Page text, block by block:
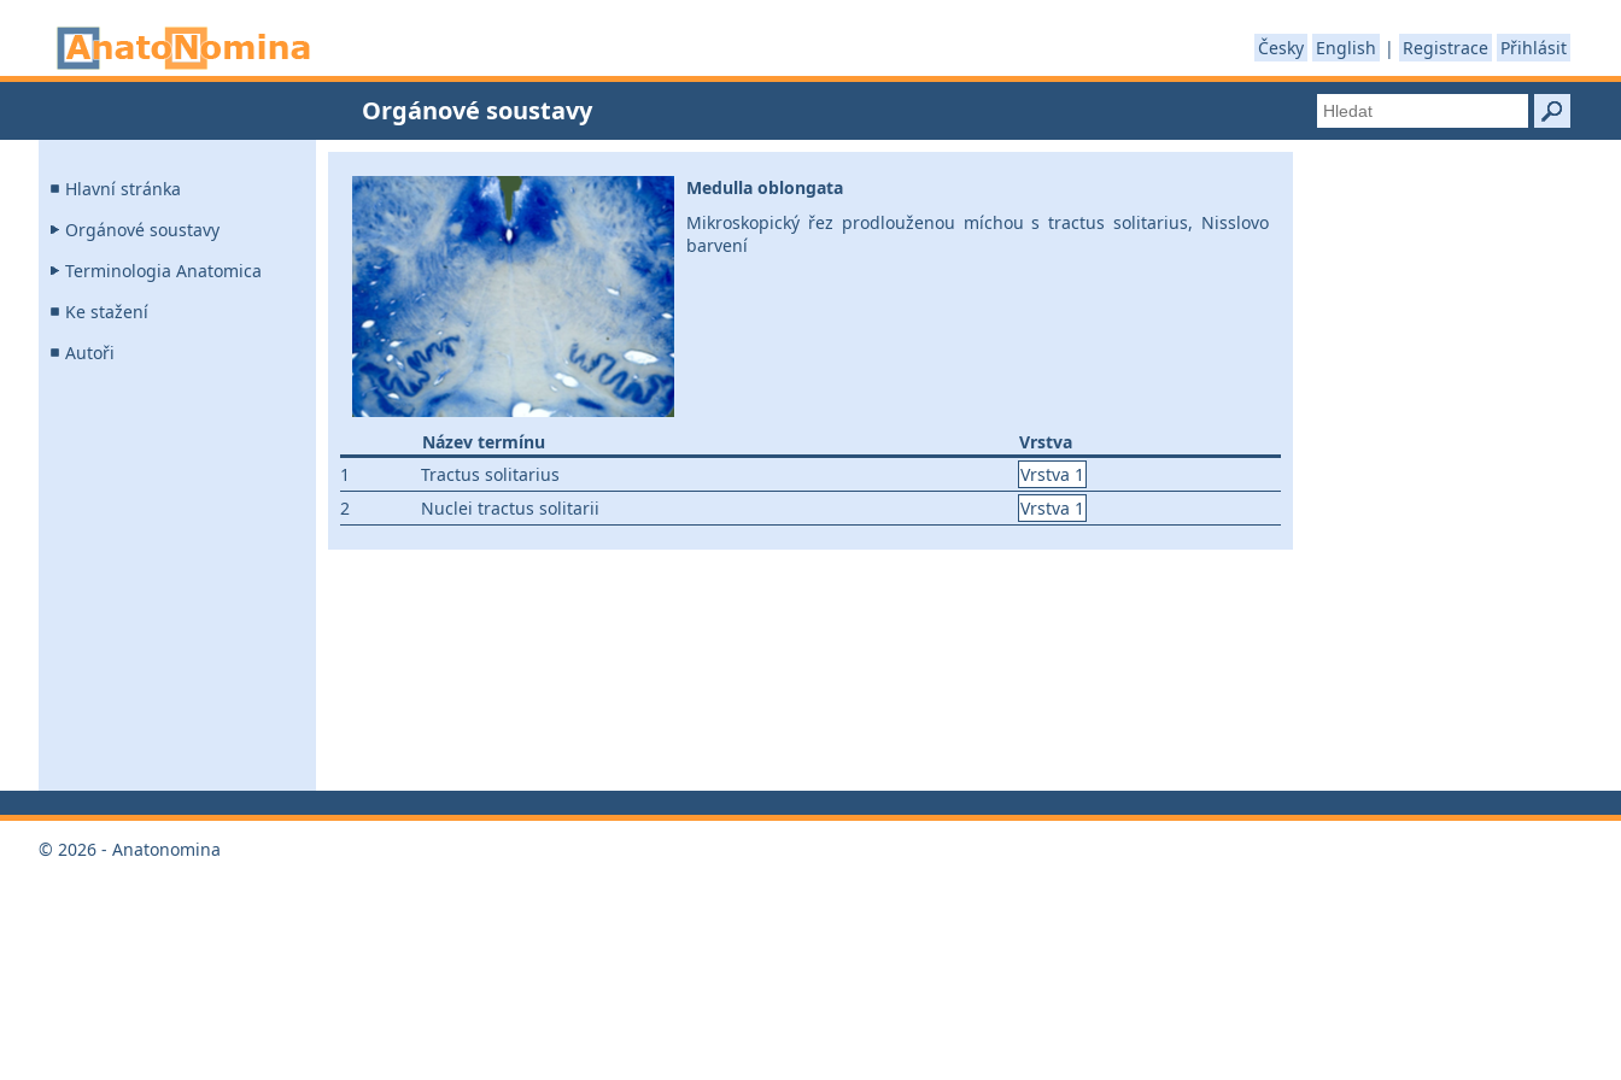
Česky English | Registrace Přihlásit
Orgánové soustavy
Hlavní stránka
Orgánové soustavy
Terminologia Anatomica
Ke stažení
Autoři
Medulla oblongata
Mikroskopický řez prodlouženou míchou s tractus solitarius, Nisslovo
barvení
Název termínu
Vrstva
1
Tractus solitarius
Vrstva 1
2
Nuclei tractus solitarii Vrstva 1
© 2026 - Anatonomina